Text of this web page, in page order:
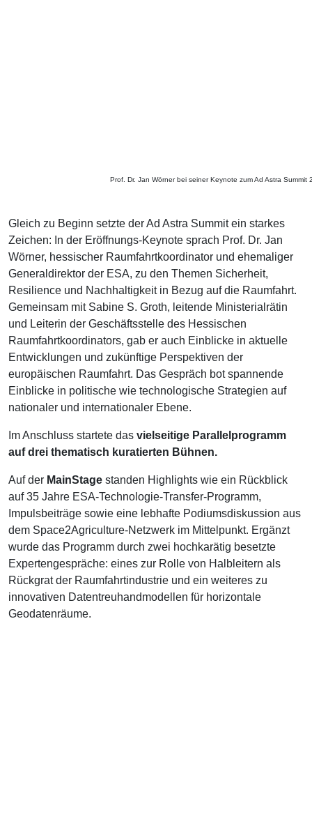
Prof. Dr. Jan Wörner bei seiner Keynote zum Ad Astra Summit
Gleich zu Beginn setzte der Ad Astra Summit ein starkes
Zeichen: In der Eröffnungs-Keynote sprach Prof. Dr. Jan
Wörner, hessischer Raumfahrtkoordinator und ehemaliger
Generaldirektor der ESA, zu den Themen Sicherheit,
Resilience und Nachhaltigkeit in Bezug auf die Raumfahrt.
Gemeinsam mit Sabine S. Groth, leitende Ministerialrätin
und Leiterin der Geschäftsstelle des Hessischen
Raumfahrtkoordinators, gab er auch Einblicke in aktuelle
Entwicklungen und zukünftige Perspektiven der
europäischen Raumfahrt. Das Gespräch bot spannende
Einblicke in politische wie technologische Strategien auf
nationaler und internationaler Ebene.
Im Anschluss startete das vielseitige Parallelprogramm
auf drei thematisch kuratierten Bühnen.
Auf der MainStage standen Highlights wie ein Rückblick
auf 35 Jahre ESA-Technologie-Transfer-Programm,
Impulsbeiträge sowie eine lebhafte Podiumsdiskussion aus
dem Space2Agriculture-Netzwerk im Mittelpunkt. Ergänzt
wurde das Programm durch zwei hochkarätig besetzte
Expertengespräche: eines zur Rolle von Halbleitern als
Rückgrat der Raumfahrtindustrie und ein weiteres zu
innovativen Datentreuhandmodellen für horizontale
Geodatenräume.